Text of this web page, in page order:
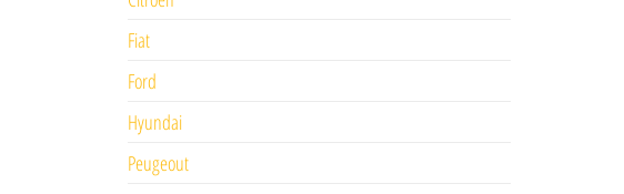
Fiat
Ford
Hyundai
Peugeout